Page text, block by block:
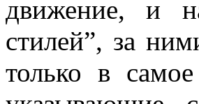
движение, и
стилей”, за
только в